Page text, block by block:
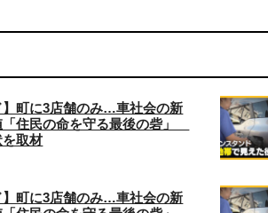
】町に3店舗のみ…車社会の新
「住民の命を守る最後の砦」
取材
】町に3店舗のみ…車社会の新